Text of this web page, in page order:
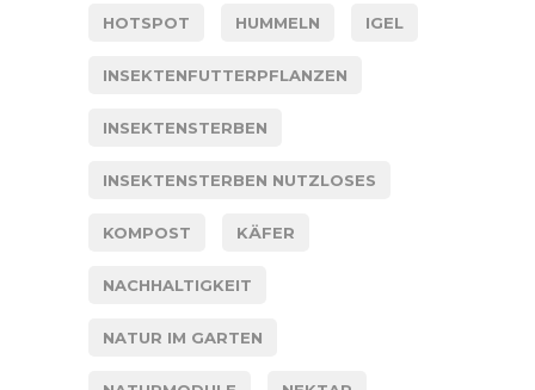
HOTSPOT HUMMELN IGEL
INSEKTENFUTTERPFLANZEN
INSEKTENSTERBEN
INSEKTENSTERBEN NUTZLOSES
KOMPOST KÄFER
NACHHALTIGKEIT
NATUR IM GARTEN